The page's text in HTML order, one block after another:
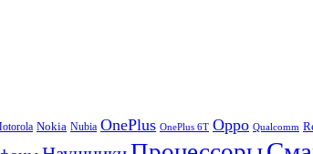
Nokia Nubia OnePlus OnePlus 6T Oppo Qualcomm